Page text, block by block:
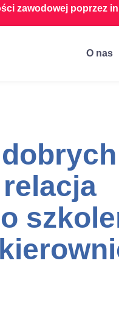
zawodowej poprzez
O nas